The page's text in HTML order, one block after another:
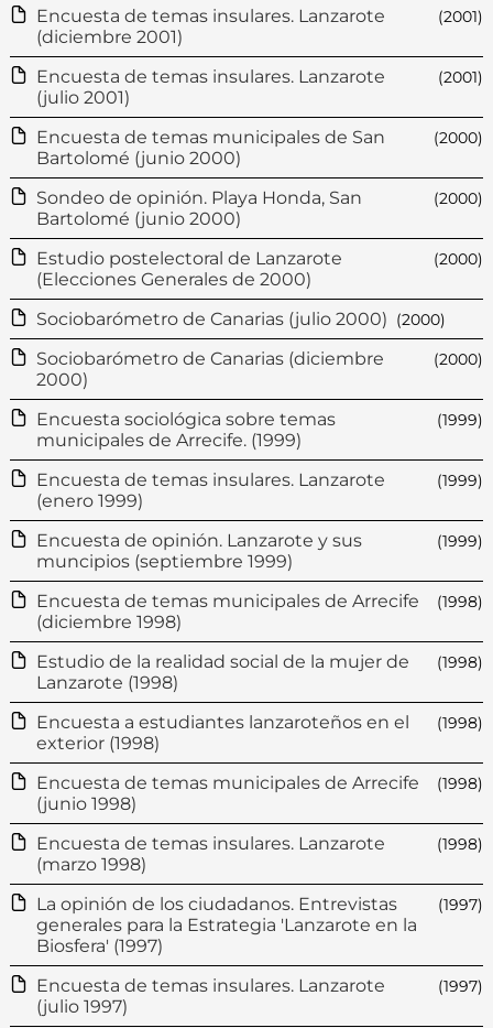
Encuesta de temas insulares. Lanzarote
(diciembre 2001)
(2001)
Encuesta de temas insulares. Lanzarote
(julio 2001)
(2001)
Encuesta de temas municipales de San
Bartolomé (junio 2000)
(2000)
Sondeo de opinión. Playa Honda, San
Bartolomé (junio 2000)
(2000)
Estudio postelectoral de Lanzarote
(Elecciones Generales de 2000)
(2000)
Sociobarómetro de Canarias (julio 2000) (2000)
Sociobarómetro de Canarias (diciembre
2000)
(2000)
Encuesta sociológica sobre temas
municipales de Arrecife. (1999)
(1999)
Encuesta de temas insulares. Lanzarote
(enero 1999)
(1999)
Encuesta de opinión. Lanzarote y sus
muncipios (septiembre 1999)
(1999)
Encuesta de temas municipales de Arrecife
(diciembre 1998)
(1998)
Estudio de la realidad social de la mujer de
Lanzarote (1998)
(1998)
Encuesta a estudiantes lanzaroteños en el
exterior (1998)
(1998)
Encuesta de temas municipales de Arrecife
(junio 1998)
(1998)
Encuesta de temas insulares. Lanzarote
(marzo 1998)
(1998)
La opinión de los ciudadanos. Entrevistas
generales para la Estrategia 'Lanzarote en la
Biosfera' (1997)
(1997)
Encuesta de temas insulares. Lanzarote
(julio 1997)
(1997)